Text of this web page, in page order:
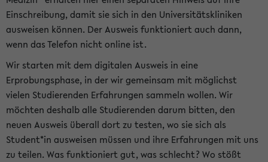
Einschreibung, damit sie sich in den Universitätskliniken
ausweisen können. Der Ausweis funktioniert auch dann,
wenn das Telefon nicht online ist.
Wir starten mit dem digitalen Ausweis in eine
Erprobungsphase, in der wir gemeinsam mit möglichst
vielen Studierenden Erfahrungen sammeln wollen. Wir
möchten deshalb alle Studierenden darum bitten, den
neuen Ausweis überall dort zu testen, wo sie sich als
Student*in ausweisen müssen und ihre Erfahrungen mit uns
zu teilen. Was funktioniert gut, was schlecht? Wo stößt